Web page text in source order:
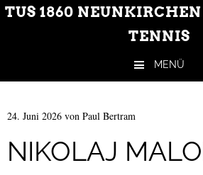
TUS 1860
TENNIS
MENÜ
24. Juni 2026 von Paul Bertram
NIKOLAJ